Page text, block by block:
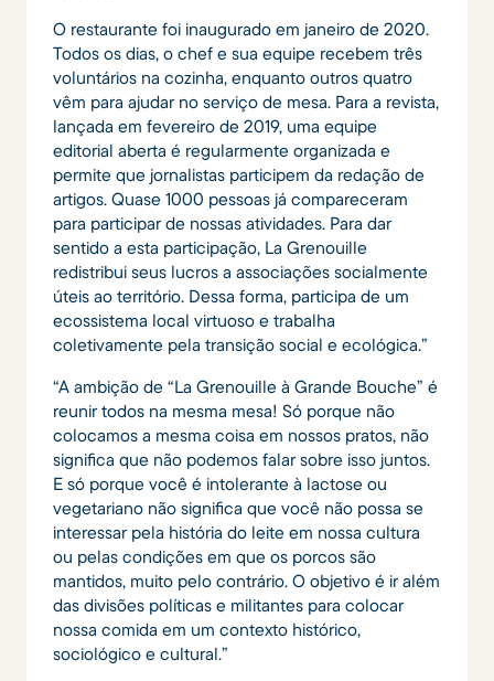
O restaurante foi inaugurado em janeiro de 2020.
Todos os dias, o chef e sua equipe recebem três
voluntários na cozinha, enquanto outros quatro
vêm para ajudar no serviço de mesa. Para a revista,
lançada em fevereiro de 2019, uma equipe
editorial aberta é regularmente organizada e
permite que jornalistas participem da redação de
artigos. Quase 1000 pessoas já compareceram
para participar de nossas atividades. Para dar
sentido a esta participação, La Grenouille
redistribui seus lucros a associações socialmente
úteis ao território. Dessa forma, participa de um
ecossistema local virtuoso e trabalha
coletivamente pela transição social e ecológica.”
“A ambição de “La Grenouille à Grande Bouche” é
reunir todos na mesma mesa! Só porque não
colocamos a mesma coisa em nossos pratos, não
significa que não podemos falar sobre isso juntos.
E só porque você é intolerante à lactose ou
vegetariano não significa que você não possa se
interessar pela história do leite em nossa cultura
ou pelas condições em que os porcos são
mantidos, muito pelo contrário. O objetivo é ir além
das divisões políticas e militantes para colocar
nossa comida em um contexto histórico,
sociológico e cultural.”